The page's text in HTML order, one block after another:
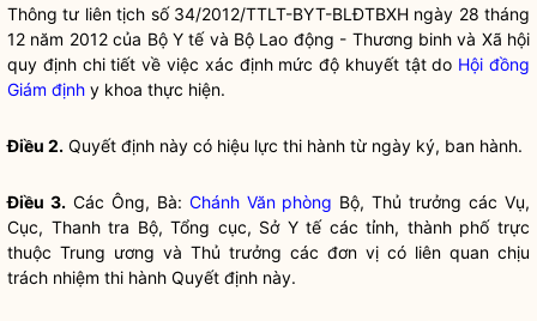
Thông tư liên tịch số 34/2012/TTLT-BYT-BLĐTBXH ngày 28 tháng
12 năm 2012 của Bộ Y tế và Bộ Lao động - Thương binh và Xã hội
quy định chi tiết về việc xác định mức độ khuyết tật do Hội đồng
Giám định y khoa thực hiện.
Điều 2. Quyết định này có hiệu lực thi hành từ ngày ký, ban hành.
Điều 3.Các Ông, Bà: Chánh Văn phòng Bộ, Thủ trưởng các Vụ,
Cục, Thanh tra Bộ, Tổng cục, Sở Y tế các tỉnh, thành phố trực
thuộc Trung ương và Thủ trưởng các đơn vị có liên quan chịu
trách nhiệm thi hành Quyết định này.